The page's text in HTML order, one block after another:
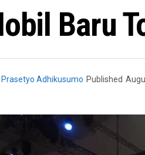
Baru
Prasetyo Adhikusumo Published